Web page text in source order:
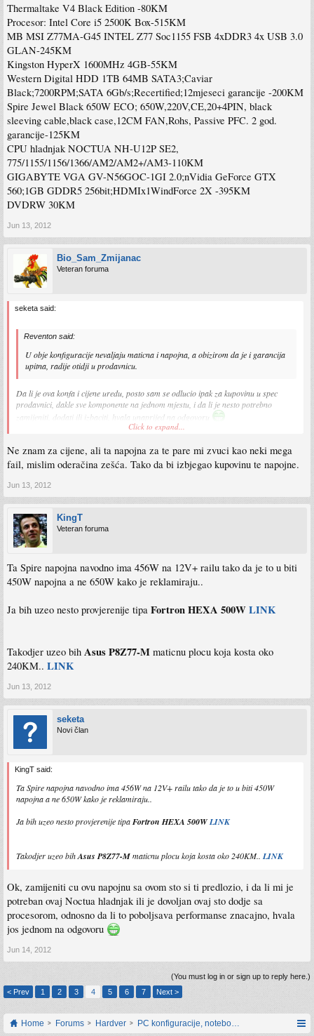
Thermaltake V4 Black Edition -80KM
Procesor: Intel Core i5 2500K Box-515KM
MB MSI Z77MA-G45 INTEL Z77 Soc1155 FSB 4xDDR3 4x USB 3.0
GLAN-245KM
Kingston HyperX 1600MHz 4GB-55KM
Western Digital HDD 1TB 64MB SATA3;Caviar
Black;7200RPM;SATA 6Gb/s;Recertified;12mjeseci garancije -200KM
Spire Jewel Black 650W ECO; 650W,220V,CE,20+4PIN, black
sleeving cable,black case,12CM FAN,Rohs, Passive PFC. 2 god.
garancije-125KM
CPU hladnjak NOCTUA NH-U12P SE2,
775/1155/1156/1366/AM2/AM2+/AM3-110KM
GIGABYTE VGA GV-N56GOC-1GI 2.0;nVidia GeForce GTX
560;1GB GDDR5 256bit;HDMIx1WindForce 2X -395KM
DVDRW 30KM
Jun 13, 2012
Bio_Sam_Zmijanac
Veteran foruma
seketa said:
Reventon said:
U obje konfiguracije nevaljaju maticna i napojna, a obizirom da je i garancija
upitna, radije otidji u prodavnicu.
Da li je ova konfa i cijene uredu, posto sam se odlucio ipak za kupovinu u spec
prodavnici, dakle sve komponente na jednom mjestu, i da li je nesto potrebno
zamijeniti, dodati ili izbaciti, hvala unaprijed na odgovoru
Procesor: Intel Core i5 2500K Box-515KM
MB MSI Z77MA-G45 INTEL Z77 Soc1155 FSB 4xDDR3 4x USB 3.0 GLAN-
245KM
Kingston HyperX 1600MHz 4GB-55KM
Western Digital HDD 1TB 64MB SATA3;Caviar Black;7200RPM;SATA
6Gb/s;Recertified;12mjeseci garancije -200KM
Spire Jewel Black 650W ECO; 650W,220V,CE,20+4PIN, black sleeving cable,black
case,12CM FAN,Rohs, Passive PFC. 2 god. garancije-125KM
CPU hladnjak NOCTUA NH-U12P SE2, 775/1155/1156/1366/AM2/AM2+/AM3-
GIGABYTE VGA GV-N56GOC-1GI 2.0;nVidia GeForce GTX 560;1GB GDDR5
256bit;HDMIx1WindForce 2X -395KM
DVDRW 30KM
Click to expand...
Ne znam za cijene, ali ta napojna za te pare mi zvuci kao neki mega
fail, mislim oderačina zešća. Tako da bi izbjegao kupovinu te napojne.
Jun 13, 2012
KingT
Veteran foruma
Ta Spire napojna navodno ima 456W na 12V+ railu tako da je to u biti
450W napojna a ne 650W kako je reklamiraju..
Ja bih uzeo nesto provjerenije tipa Fortron HEXA 500WLINK
Takodjer uzeo bih Asus P8Z77-M maticnu plocu koja kosta oko
240KM.. LINK
Jun 13, 2012
seketa
Novi član
KingT said:
Ta Spire napojna navodno ima 456W na 12V+ railu tako da je to u biti 450W
napojna a ne 650W kako je reklamiraju..
Ja bih uzeo nesto provjerenije tipaFortron HEXA 500WLINK
Takodjer uzeo bihAsus P8Z77-Mmaticnu plocu koja kosta oko 240KM.. LINK
Ok, zamijeniti cu ovu napojnu sa ovom sto si ti predlozio, i da li mi je
potreban ovaj Noctua hladnjak ili je dovoljan ovaj sto dodje sa
procesorom, odnosno da li to poboljsava performanse znacajno, hvala
jos jednom na odgovoru
Jun 14, 2012
(You must log in or sign up to reply here.)
< Prev
1 2 3 4 5 6 7 Next >
Home Forums Hardver PC konfiguracije, notebook računari, servis